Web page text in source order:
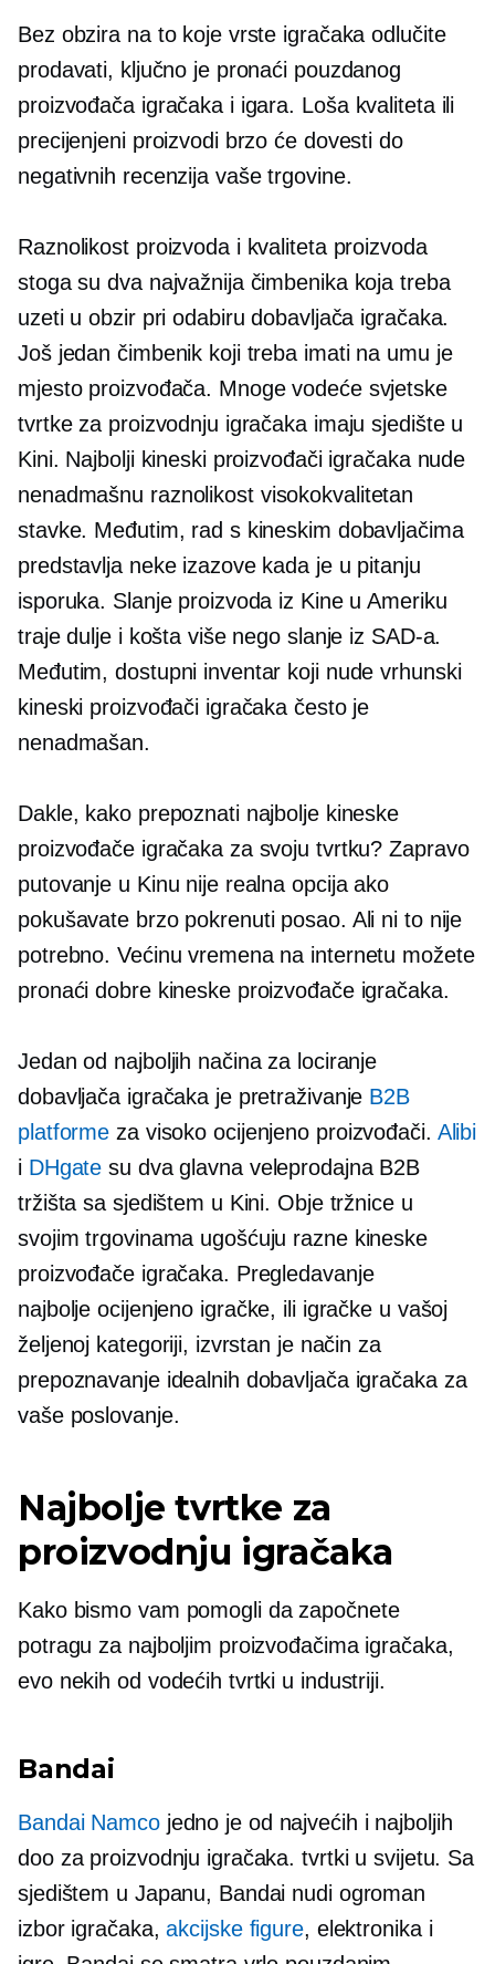
Bez obzira na to koje vrste igračaka odlučite
prodavati, ključno je pronaći pouzdanog
proizvođača igračaka i igara. Loša kvalitetaili
precijenjeni proizvodi brzo će dovesti do
negativnih recenzija vaše trgovine.
Raznolikost proizvoda i kvaliteta proizvoda
stoga su dva najvažnija čimbenika koja treba
uzeti u obzir pri odabiru dobavljača igračaka.
Još jedan čimbenik koji treba imati na umu je
mjesto proizvođača. Mnoge vodeće svjetske
tvrtke za proizvodnju igračaka imaju sjedište u
Kini. Najbolji kineski proizvođači igračaka nude
nenadmašnu raznolikost visokokvalitetan
stavke. Međutim, rad s kineskim dobavljačima
predstavlja neke izazove kada je u pitanju
isporuka. Slanje proizvoda iz Kine u Ameriku
traje dulje i košta više nego slanje iz SAD-a.
Međutim, dostupni inventar koji nude vrhunski
kineski proizvođači igračaka često je
nenadmašan.
Dakle, kako prepoznati najbolje kineske
proizvođače igračaka za svoju tvrtku? Zapravo
putovanje u Kinu nije realna opcija ako
pokušavate brzo pokrenuti posao. Ali ni to nije
potrebno. Većinu vremena na internetu možete
pronaći dobre kineske proizvođače igračaka.
Jedan od najboljih načina za lociranje
dobavljača igračaka je pretraživanje B2B
platforme za visoko ocijenjeno proizvođači. Alibi
i DHgate su dva glavna veleprodajna B2B
tržišta sa sjedištem u Kini. Obje tržnice u
svojim trgovinama ugošćuju razne kineske
proizvođače igračaka. Pregledavanje
najbolje ocijenjeno igračke, ili igračke u vašoj
željenoj kategoriji, izvrstan je način za
prepoznavanje idealnih dobavljača igračaka za
vaše poslovanje.
Najbolje tvrtke za
proizvodnju igračaka
Kako bismo vam pomogli da započnete
potragu za najboljim proizvođačima igračaka,
evo nekih od vodećih tvrtki u industriji.
Bandai
Bandai Namcojedno je od najvećih i najboljih
doo za proizvodnju igračaka. tvrtki u svijetu. Sa
sjedištem u Japanu, Bandai nudi ogroman
izbor igračaka,akcijske figure, elektronika i